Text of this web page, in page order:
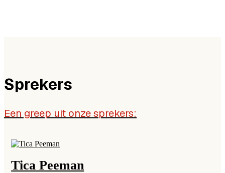
Sprekers
Een greep uit onze sprekers:
Tica Peeman